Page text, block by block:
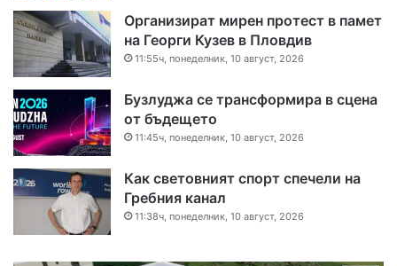
Организират мирен протест в памет
на Георги Кузев в Пловдив
11:55ч, понеделник, 10 август, 2026
Бузлуджа се трансформира в сцена
от бъдещето
11:45ч, понеделник, 10 август, 2026
Как световният спорт спечели на
Гребния канал
11:38ч, понеделник, 10 август, 2026